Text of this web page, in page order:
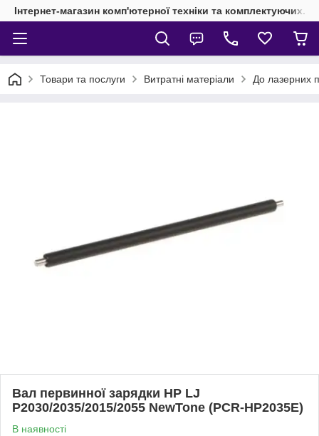
Інтернет-магазин комп'ютерної техніки та комплектуючих.
Товари та послуги Витратні матеріали До лазерних
Вал первинної зарядки HP LJ
P2030/2035/2015/2055 NewTone (PCR-HP2035E)
В наявності